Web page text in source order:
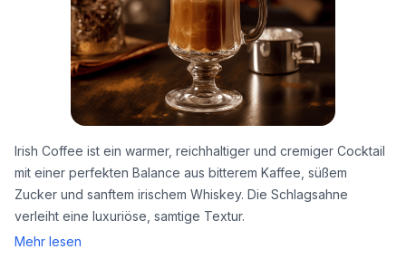
Irish Coffee ist ein warmer, reichhaltiger und cremiger Cocktail
mit einer perfekten Balance aus bitterem Kaffee, süßem
Zucker und sanftem irischem Whiskey. Die Schlagsahne
verleiht eine luxuriöse, samtige Textur.
Mehr lesen